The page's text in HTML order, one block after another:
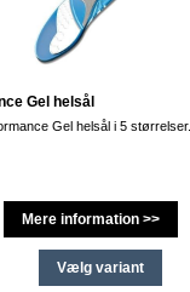
Gel helsål
Gel helsål i 5 størrelser.